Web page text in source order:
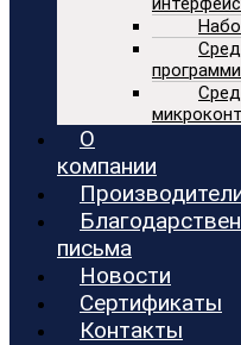
О
компании
письма
Новости
Сертификаты
Контакты